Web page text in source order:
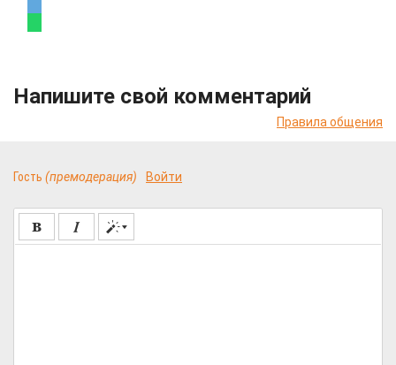
Напишите свой комментарий
Правила общения
Гость (премодерация) Войти